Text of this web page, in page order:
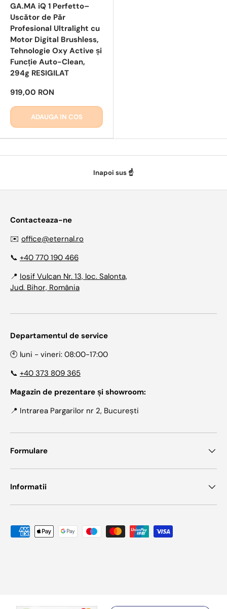
GA.MA iQ 1 Perfetto–
Uscător de Păr
Profesional Ultralight cu
Motor Digital Brushless,
Tehnologie Oxy Active și
Funcție Auto-Clean,
294g RESIGILAT
919,00 RON
ADAUGA IN COS
Inapoi sus ☝️
Contacteaza-ne
✉️ office@eternal.ro
📞 +40 770 190 466
📍 Iosif Vulcan Nr. 13, loc. Salonta,
Jud. Bihor, România
Departamentul de service
🕙 luni - vineri: 08:00-17:00
📞 +40 373 809 365
Magazin de prezentare și showroom:
📍 Intrarea Pargarilor nr 2, București
Formulare
Informatii
Metode de plata acceptate